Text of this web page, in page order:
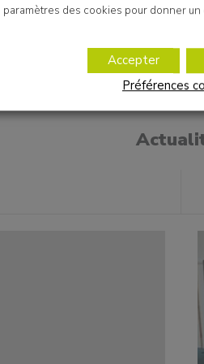
paramètres des cookies pour donner
Accepter
Préférences